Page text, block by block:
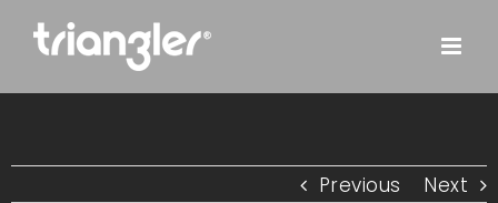
Previous Next